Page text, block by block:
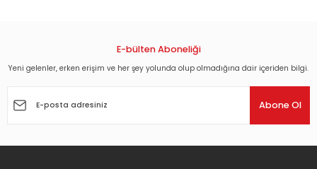
Görüş ve önerileriniz için teşekkür ederiz.
Ürün açıklamasında eksik bilgiler bulunuyor.
E-bülten Aboneliği
Yeni gelenler, erken erişim ve her şey yolunda olup olmadığına dair içeriden bilgi.
Abone Ol